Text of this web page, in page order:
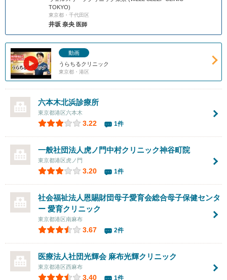
TOKYO)
東京都・千代田区
井坂 奈央 医師
動画
うらちるクリニック
東京都・港区
六本木北浜診療所
東京都港区六本木
3.22 1件
一般社団法人虎ノ門中村クリニック神谷町院
東京都港区虎ノ門
3.20 1件
社会福祉法人恩賜財団母子愛育会総合母子保健センタ
ー 愛育クリニック
東京都港区南麻布
3.67 2件
医療法人社団光輝会 麻布光輝クリニック
東京都港区西麻布
3.40 1件